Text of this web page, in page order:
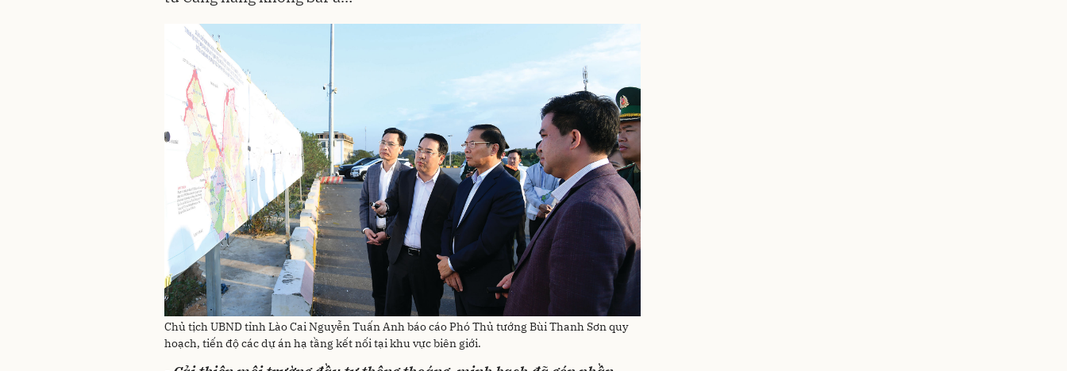
Chủ tịch UBND tỉnh Lào Cai Nguyễn Tuấn Anh báo cáo Phó Thủ tướng Bùi Thanh Sơn quy
hoạch, tiến độ các dự án hạ tầng kết nối tại khu vực biên giới.